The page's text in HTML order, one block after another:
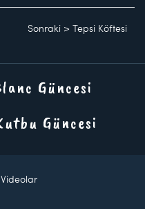
Sonraki >Tepsi Köftesi
Güncesi
Güncesi
Videolar